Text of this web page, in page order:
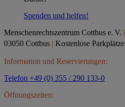
Spenden und helfen!
Menschenrechtszentrum Cottbus e. V. |
03050 Cottbus | Kostenlose Parkplätze
Information und Reservierungen:
Telefon +49 (0) 355 / 290 133-0
Öffnungszeiten: